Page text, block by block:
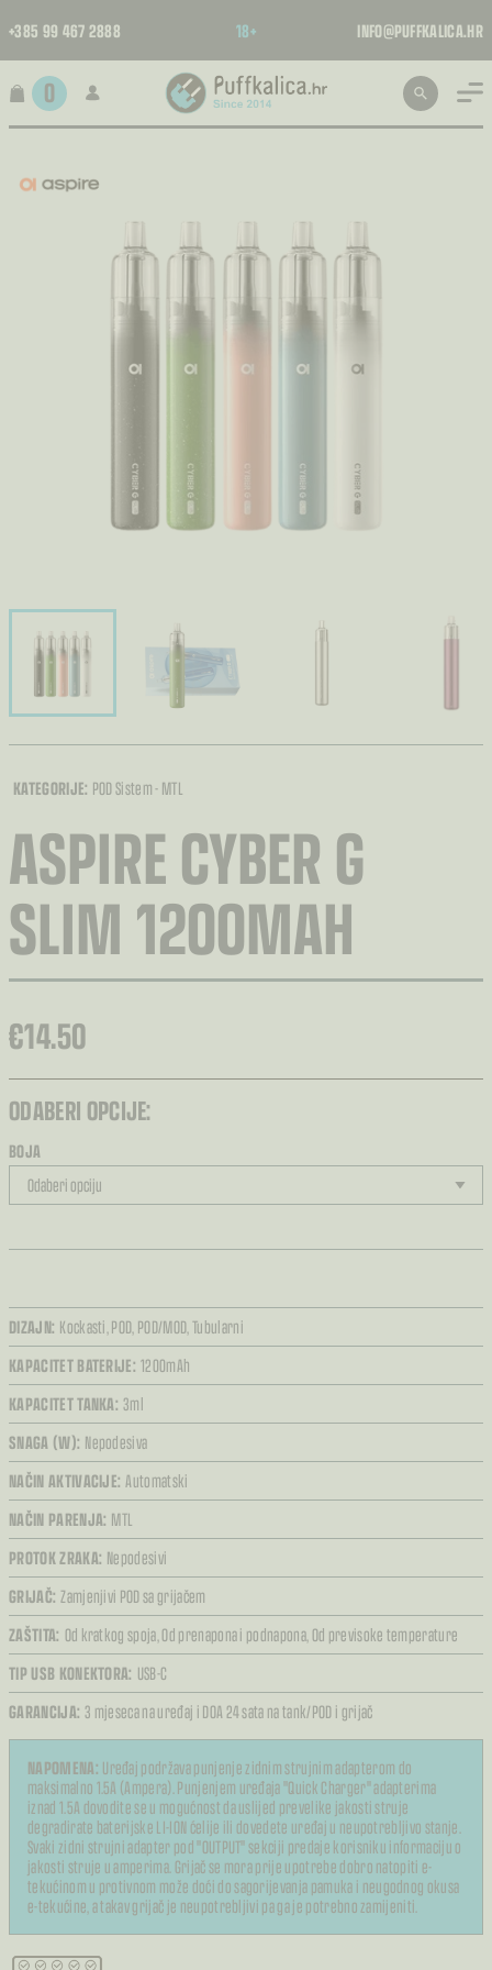
+385 99 467 2888 18+ INFO@PUFFKALICA.HR
0
KATEGORIJE: POD Sistem - MTL
ASPIRE CYBER G
SLIM 1200MAH
€14.50
ODABERI OPCIJE:
BOJA
DIZAJN: Kockasti,POD,POD/MOD,Tubularni
KAPACITET BATERIJE: 1200mAh
KAPACITET TANKA: 3ml
SNAGA (W): Nepodesiva
NAČIN AKTIVACIJE: Automatski
NAČIN PARENJA: MTL
PROTOK ZRAKA: Nepodesivi
GRIJAČ: Zamjenjivi POD sa grijačem
ZAŠTITA: Od kratkog spoja,Od prenapona i podnapona,Od previsoke temperature
TIP USB KONEKTORA: USB-C
GARANCIJA: 3 mjeseca na uređaj i DOA 24 sata na tank/POD i grijač
NAPOMENA: Uređaj podržava punjenje zidnim strujnim adapterom do
maksimalno 1.5A (Ampera). Punjenjem uređaja "Quick Charger" adapterima
iznad 1.5A dovodite se u mogućnost da uslijed prevelike jakosti struje
degradirate baterijske LI-ION ćelije ili dovedete uređaj u neupotrebljivo stanje.
Svaki zidni strujni adapter pod "OUTPUT" sekciji predaje korisniku informaciju o
jakosti struje u amperima. Grijač se mora prije upotrebe dobro natopiti e-
tekućinom u protivnom može doći do sagorijevanja pamuka i neugodnog okusa
e-tekućine, a takav grijač je neupotrebljivi pa ga je potrebno zamijeniti.